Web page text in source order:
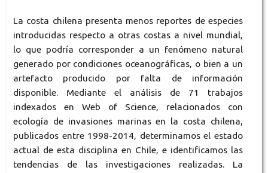
La costa chilena presenta menos reportes de especies
introducidas respecto a otras costas a nivel mundial,
lo que podría corresponder a un fenómeno natural
generado por condiciones oceanográficas, o bien a un
artefacto producido por falta de información
disponible. Mediante el análisis de 71 trabajos
indexados en Web of Science, relacionados con
ecología de invasiones marinas en la costa chilena,
publicados entre 1998-2014, determinamos el estado
actual de esta disciplina en Chile, e identificamos las
tendencias de las investigaciones realizadas. La